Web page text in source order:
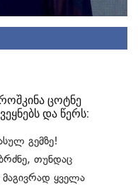
ცოტნე
და წერს:
გემზე!
თუნდაც
მაგივრად ყველა